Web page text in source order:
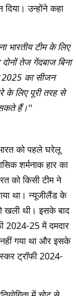
उन्होंने कहा
भारतीय टीम के लिए
तेज गेंदबाज बिना
2025 का सीजन
के लिए पूरी तरह से
सकते हैं।''
को पहले घरेलू
शर्मनाक हार का
को किसी टीम ने
था। न्यूजीलैंड के
खली थी। इसके बाद
2024-25 में दमदार
गया था और इसके
ट्रॉफी 2024-